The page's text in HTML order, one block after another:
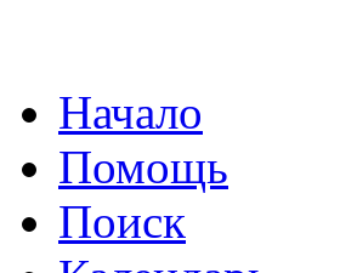
Начало
Помощь
Поиск